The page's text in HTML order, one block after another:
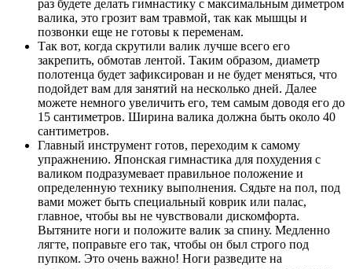
раз будете делать гимнастику с максимальным диметром
валика, это грозит вам травмой, так как мышцы и
позвонки еще не готовы к переменам.
Так вот, когда скрутили валик лучше всего его
закрепить, обмотав лентой. Таким образом, диаметр
полотенца будет зафиксирован и не будет меняться, что
подойдет вам для занятий на несколько дней. Далее
можете немного увеличить его, тем самым доводя его до
15 сантиметров. Ширина валика должна быть около 40
сантиметров.
Главный инструмент готов, переходим к самому
упражнению. Японская гимнастика для похудения с
валиком подразумевает правильное положение и
определенную технику выполнения. Сядьте на пол, под
вами может быть специальный коврик или палас,
главное, чтобы вы не чувствовали дискомфорта.
Вытяните ноги и положите валик за спину. Медленно
лягте, поправьте его так, чтобы он был строго под
пупком. Это очень важно! Ноги разведите на